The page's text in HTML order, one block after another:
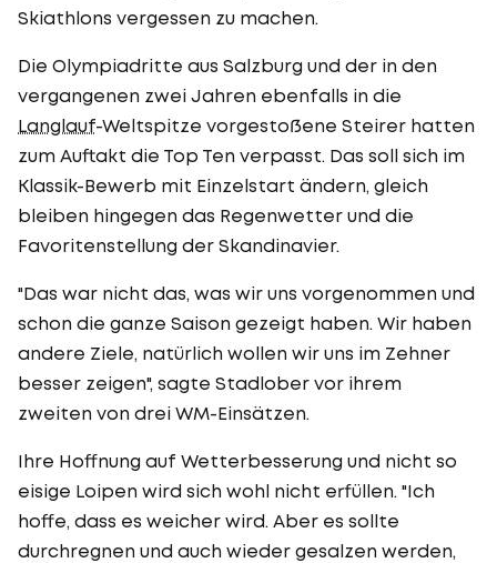
Skiathlons vergessen zu machen.
Die Olympiadritte aus Salzburg und der in den
vergangenen zwei Jahren ebenfalls in die
Langlauf-Weltspitze vorgestoßene Steirer hatten
zum Auftakt die Top Ten verpasst. Das soll sich im
Klassik-Bewerb mit Einzelstart ändern, gleich
bleiben hingegen das Regenwetter und die
Favoritenstellung der Skandinavier.
"Das war nicht das, was wir uns vorgenommen und
schon die ganze Saison gezeigt haben. Wir haben
andere Ziele, natürlich wollen wir uns im Zehner
besser zeigen", sagte Stadlober vor ihrem
zweiten von drei WM-Einsätzen.
Ihre Hoffnung auf Wetterbesserung und nicht so
eisige Loipen wird sich wohl nicht erfüllen. "Ich
hoffe, dass es weicher wird. Aber es sollte
durchregnen und auch wieder gesalzen werden,